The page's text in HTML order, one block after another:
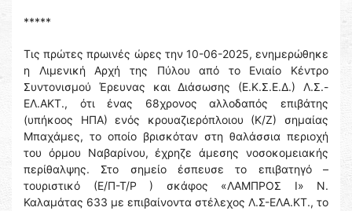
*****
Τις πρώτες πρωινές ώρες την 10-06-2025, ενημερώθηκε
η Λιμενική Αρχή της Πύλου από το Ενιαίο Κέντρο
Συντονισμού Έρευνας και Διάσωσης (Ε.Κ.Σ.Ε.Δ.) Λ.Σ.-
ΕΛ.ΑΚΤ., ότι ένας 68χρονος αλλοδαπός επιβάτης
(υπήκοος ΗΠΑ) ενός κρουαζιερόπλοιου (Κ/Ζ) σημαίας
Μπαχάμες, το οποίο βρισκόταν στη θαλάσσια περιοχή
του όρμου Ναβαρίνου, έχρηζε άμεσης νοσοκομειακής
περίθαλψης. Στο σημείο έσπευσε το επιβατηγό –
τουριστικό (Ε/Π-Τ/Ρ ) σκάφος «ΛΑΜΠΡΟΣ Ι» Ν.
Καλαμάτας 633 με επιβαίνοντα στέλεχος Λ.Σ-ΕΛΑ.ΚΤ., το